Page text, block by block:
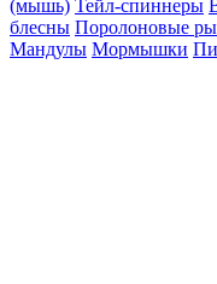
(мышь) Тейл-спиннеры
блесны Поролоновые
Мандулы Мормышки